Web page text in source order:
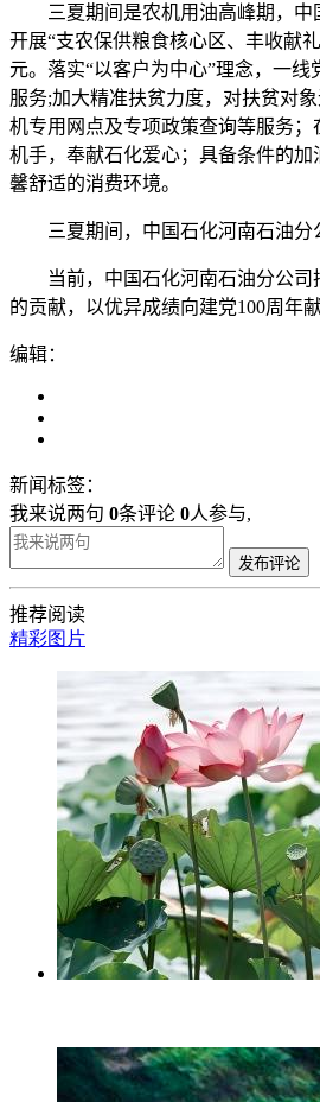
三夏期间是农机用油高峰期，
开展“支农保供粮食核心区、丰收献
元。落实“以客户为中心”理念，一
服务;加大精准扶贫力度，对扶贫对
机专用网点及专项政策查询等服务
机手，奉献石化爱心；具备条件的
馨舒适的消费环境。
三夏期间，中国石化河南石油
当前，中国石化河南石油分公
的贡献，以优异成绩向建党100周年
编辑：
新闻标签：
我来说两句 0条评论 0人参与,
发布评论
推荐阅读